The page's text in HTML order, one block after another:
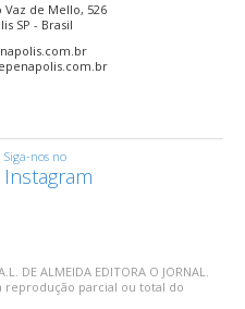
Vaz de Mello, 526
SP - Brasil
Siga-nos no
Instagram
DE ALMEIDA EDITORA O JORNAL.
reprodução parcial ou total do